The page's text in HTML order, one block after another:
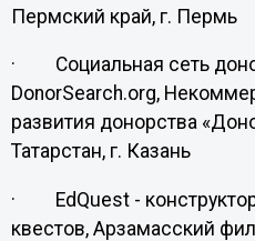
Пермский край, г. Пермь
· Социальная сеть
DonorSearch.org,
развития донорства
Татарстан, г. Казань
· EdQuest -
квестов, Арзамасский